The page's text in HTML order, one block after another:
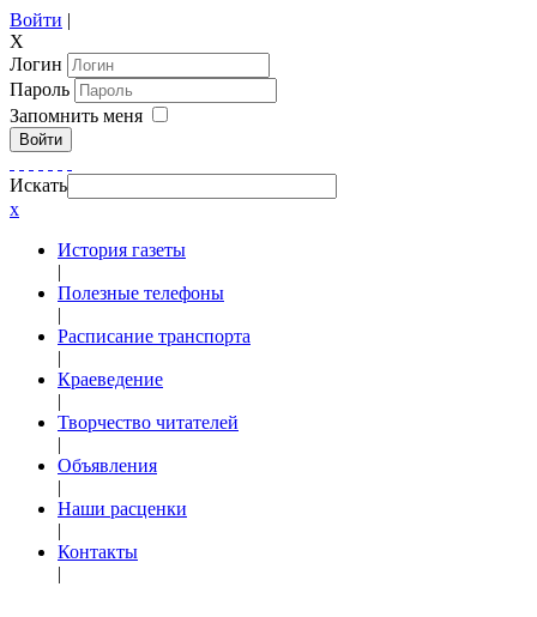
Войти |
X
Логин
Пароль
Запомнить меня
Войти
Искать
x
История газеты
|
Полезные телефоны
|
Расписание транспорта
|
Краеведение
|
Творчество читателей
|
Объявления
|
Наши расценки
|
Контакты
|